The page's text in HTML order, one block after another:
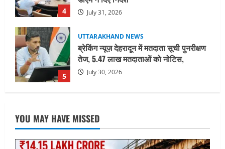
5
1
नोमुरा रिपोर्ट: जंग के कारण भारत को हर वर्ष
₹14.15 लाख करोड़ का नुकसान, जो देश की
जीडीपी का 4.3% के बराबर
August 3, 2026
2
पूरी तरह प्रतिबद्ध, योजनाओं का लाभ बिना
किसी भेदभाव के अंतिम व्यक्ति तक पहुंचेगा:
मुख्यमंत्री धामी
YOU MAY HAVE MISSED